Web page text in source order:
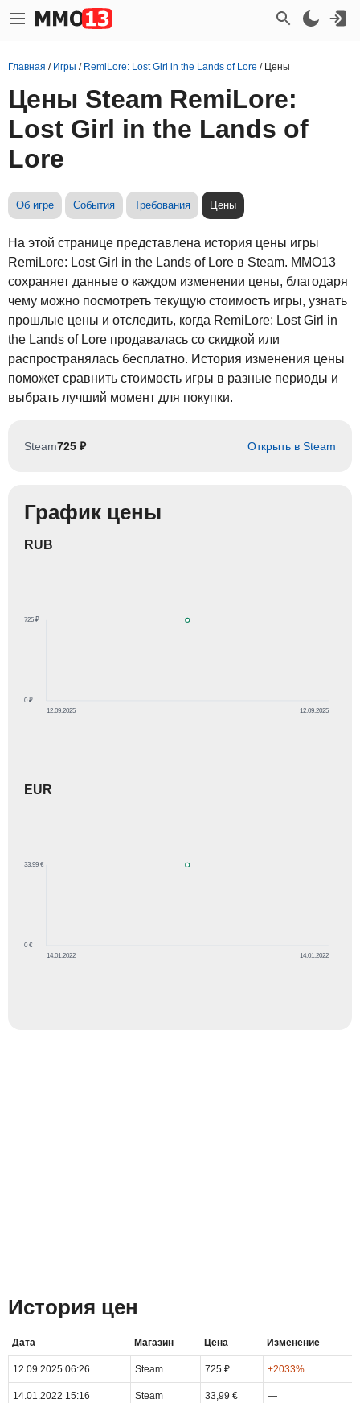
Главная / Игры / RemiLore: Lost Girl in the Lands of Lore / Цены
Цены Steam RemiLore:
Lost Girl in the Lands of
Lore
Об игре События Требования Цены
На этой странице представлена история цены игры
RemiLore: Lost Girl in the Lands of Lore в Steam. MMO13
сохраняет данные о каждом изменении цены, благодаря
чему можно посмотреть текущую стоимость игры, узнать
прошлые цены и отследить, когда RemiLore: Lost Girl in
the Lands of Lore продавалась со скидкой или
распространялась бесплатно. История изменения цены
поможет сравнить стоимость игры в разные периоды и
выбрать лучший момент для покупки.
Steam725 ₽ Открыть в Steam
График цены
RUB
725 ₽
0 ₽
12.09.2025 12.09.2025
EUR
33,99 €
0 €
14.01.2022
14.01.2022
История цен
Дата Магазин Цена Изменение
12.09.2025 06:26 Steam 725 ₽ +2033%
14.01.2022 15:16 Steam 33,99 € —